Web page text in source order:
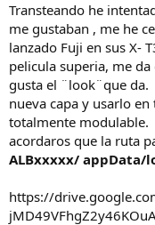
Transteando he
me gustaban , me he
lanzado Fuji en sus X-
pelicula superia, me
gusta el ¨look¨que
nueva capa y usarlo
totalmente modulable.
acordaros que la ruta
ALBxxxxx/ appData/
https://